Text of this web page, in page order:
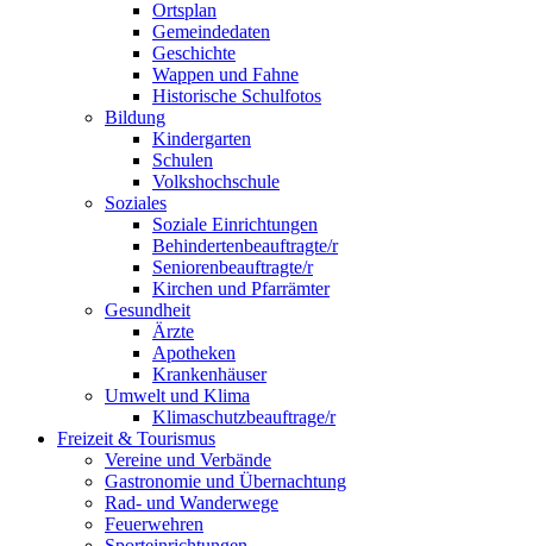
Ortsplan
Gemeindedaten
Geschichte
Wappen und Fahne
Historische Schulfotos
Bildung
Kindergarten
Schulen
Volkshochschule
Soziales
Soziale Einrichtungen
Behindertenbeauftragte/r
Seniorenbeauftragte/r
Kirchen und Pfarrämter
Gesundheit
Ärzte
Apotheken
Krankenhäuser
Umwelt und Klima
Klimaschutzbeauftrage/r
Freizeit & Tourismus
Vereine und Verbände
Gastronomie und Übernachtung
Rad- und Wanderwege
Feuerwehren